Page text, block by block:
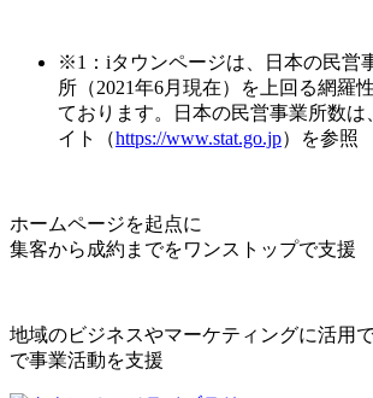
※1：iタウンページは、日本の民営
所（2021年6月現在）を上回る網羅
ております。日本の民営事業所数は
イト（https://www.stat.go.jp）を参照
ホームページを起点に
集客から成約までをワンストップで支援
地域のビジネスやマーケティングに活用
で事業活動を支援